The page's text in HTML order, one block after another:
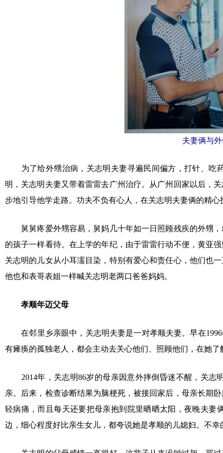
夫妻俩与
为了给外甥治病，关志明夫妻寻遍民间偏方，打针、吃
明，关志明夫妻又带着雷雷去广州治疗。从广州回家以后，
步地引导他学走路。功夫不负有心人，在关志明夫妻俩的精
舅舅疼爱外甥容易，舅妈几十年如一日照顾残疾的外甥，
的孩子一样看待。在上学的年纪，由于雷雷行动不便，黄亚
关志明的儿女从小耳濡目染，特别有爱心和责任心，他们也
他也和表哥表姐一样喊关志明老两口爸爸妈妈。
孝顺年迈父母
在邻里乡亲眼中，关志明夫妻是一对孝顺夫妻。早在1996
有瘫痪的孤独老人，都会主动去关心他们、照顾他们，在她
2014年，关志明86岁的母亲因意外摔倒昏迷不醒，关志
亲。后来，检查诊断结果为脑梗死，被接回家后，母亲长期
轻病痛，而且每天还要把母亲抱到院里晒晒太阳，夜晚夫
边，细心程度好比亲生女儿，都夸说她是孝顺的儿媳妇。不